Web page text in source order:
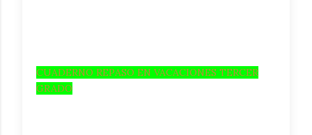
CUADERNO REPASO EN VACACIONES TERCER
GRADO